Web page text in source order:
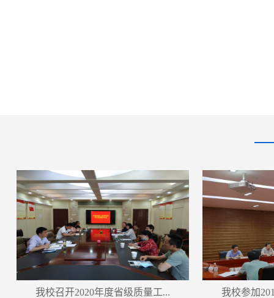
我校召开2020年度省级质量工... 我校参加